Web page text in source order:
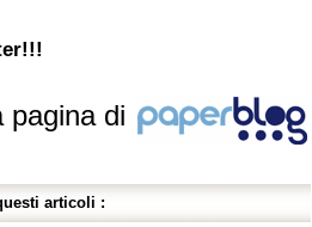
pagina di
articoli :